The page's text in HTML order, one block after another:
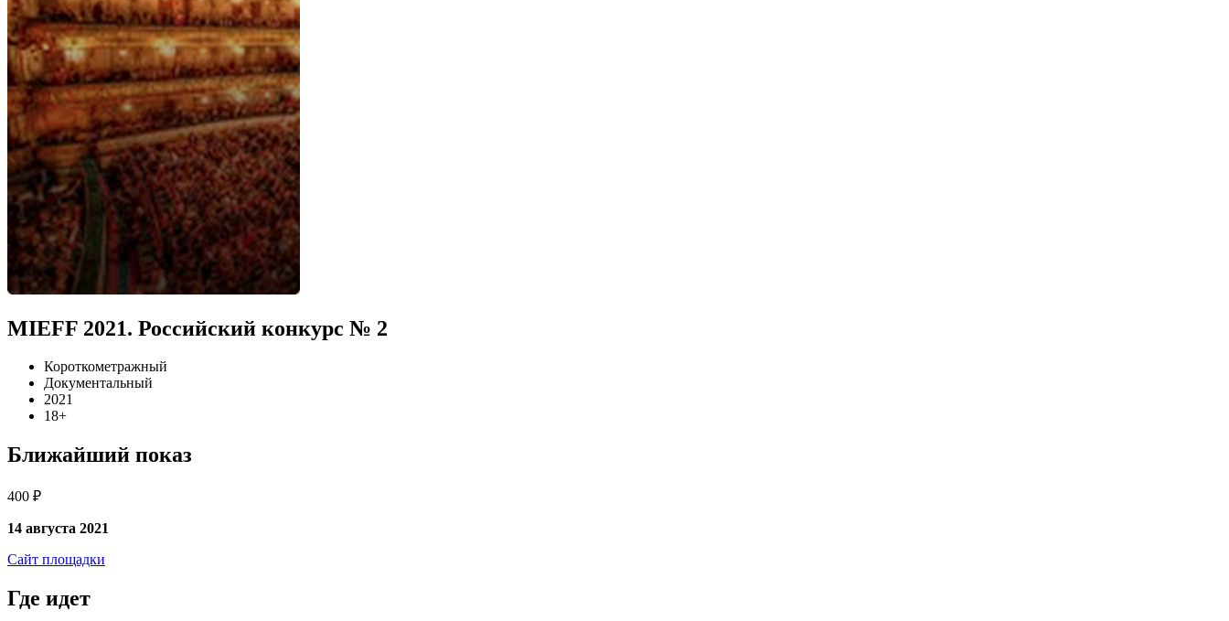
MIEFF 2021. Российский конкурс № 2
Короткометражный
Документальный
2021
18+
Ближайший показ
400 ₽
14 августа 2021
Сайт площадки
Где идет